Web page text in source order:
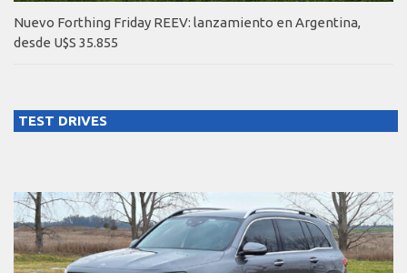
Nuevo Forthing Friday REEV: lanzamiento en Argentina,
desde U$S 35.855
TEST DRIVES